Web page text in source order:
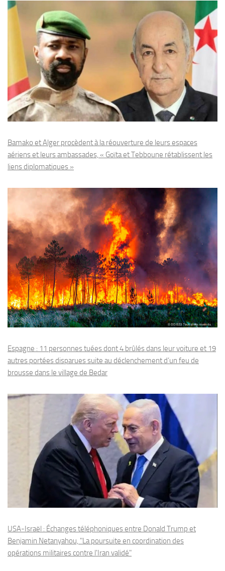
Bamako et Alger procèdent à la réouverture de leurs espaces
aériens et leurs ambassades, « Goïta et Tebboune rétablissent les
liens diplomatiques »
Espagne : 11 personnes tuées dont 4 brûlés dans leur voiture et 19
autres portées disparues suite au déclenchement d’un feu de
brousse dans le village de Bedar
USA-Israël : Échanges téléphoniques entre Donald Trump et
Benjamin Netanyahou, "La poursuite en coordination des
opérations militaires contre l'Iran validé"